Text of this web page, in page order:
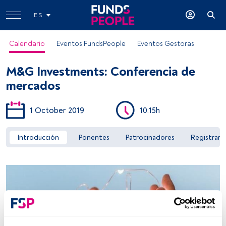
ES
Calendario Eventos FundsPeople Eventos Gestoras
M&G Investments: Conferencia de
mercados
1 October 2019 10:15h
Introducción Ponentes Patrocinadores